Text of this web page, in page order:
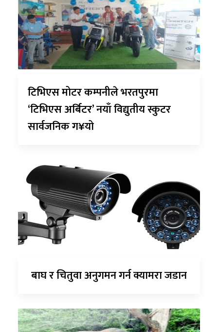
टिभिएस मोटर कम्पनीले भरतपुरमा
‘टिभिएस अर्बिटर’ नयाँ विद्युतीय स्कुटर
सार्वजनिक ग¥यो
बाघ र चितुवा अनुगमन गर्न क्यामरा जडान